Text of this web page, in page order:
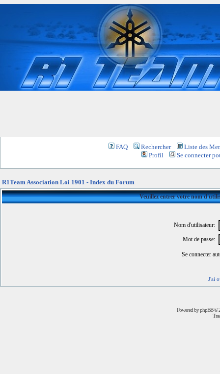
FAQ Rechercher
Liste des
Profil
Se connecter
R1Team Association Loi 1901 - Index du Forum
Veuillez entrer votre nom
Nom d'utilisateur:
Mot de passe:
Se connecter
J'ai
Powered byphpBB©